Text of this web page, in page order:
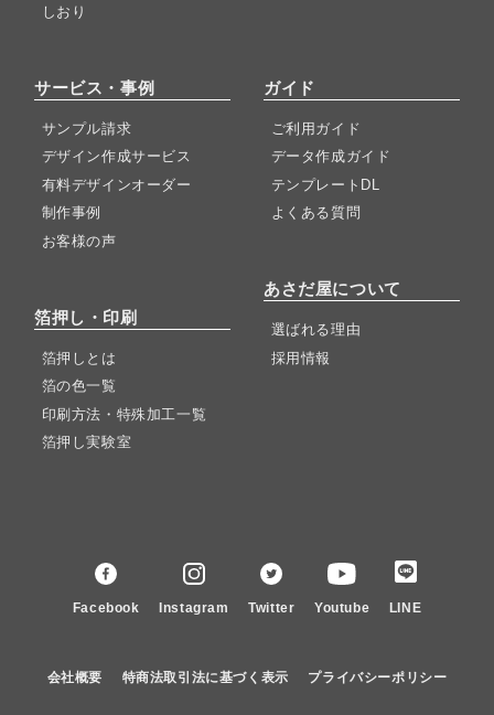
しおり
サービス・事例
サンプル請求
デザイン作成サービス
有料デザインオーダー
制作事例
お客様の声
箔押し・印刷
箔押しとは
箔の色一覧
印刷方法・特殊加工一覧
箔押し実験室
ガイド
ご利用ガイド
データ作成ガイド
テンプレートDL
よくある質問
あさだ屋について
選ばれる理由
採用情報
Facebook Instagram Twitter Youtube LINE
会社概要 特商法取引法に基づく表示 プライバシーポリシー